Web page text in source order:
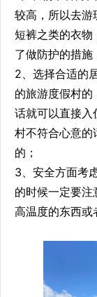
较高，所以去游
短裤之类的衣物
了做防护的措施
2、选择合适的
的旅游度假村
话就可以直接入
村不符合心意的
的；
3、安全方面考
的时候一定要
高温度的东西或